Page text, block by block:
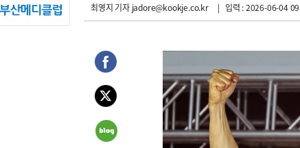
최영지 기자jadore@kookje.co.kr | 입력 : 2026-06-04